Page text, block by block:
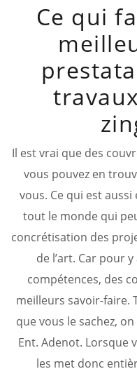
Ce qui
Il est vrai que des
vous pouvez en
vous. Ce qui est aussi
tout le monde qui
concrétisation des
de l’art. Car pour
compétences, des
meilleurs savoir-faire.
que vous le sachez,
Ent. Adenot. Lorsque
les met donc